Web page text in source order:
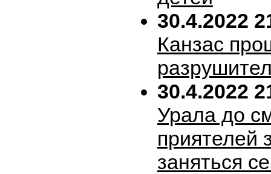
30.4.2022
Канзас
30.4.2022
Урала до
приятелей
заняться